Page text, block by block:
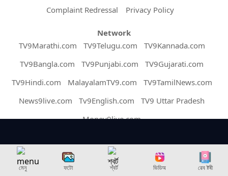
Complaint Redressal
Privacy Policy
Network
TV9Marathi.com
TV9Telugu.com
TV9Kannada.com
TV9Bangla.com
TV9Punjabi.com
TV9Gujarati.com
TV9Hindi.com
MalayalamTV9.com
TV9TamilNews.com
News9live.com
Tv9English.com
TV9 Uttar Pradesh
Money9live.com
মেনু ফটো শ্বৰ্ট ভিডিঅ ৱেব ষ্টৰী